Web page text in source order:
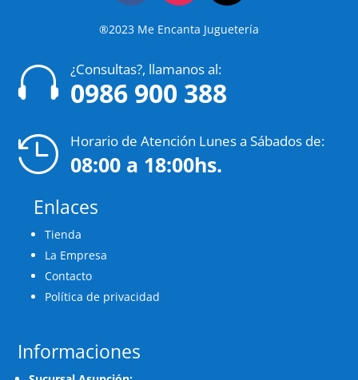
®2023 Me Encanta Juguetería
 ¿Consultas?, llamanos al:
0986 900 388
 Horario de Atención Lunes a Sábados de:
08:00 a 18:00hs.
Enlaces
Tienda
La Empresa
Contacto
Política de privacidad
Informaciones